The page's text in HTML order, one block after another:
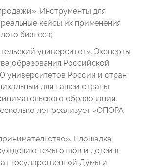
Инструменты для
кейсы их применения
бизнеса;
университет». Эксперты
образования Российской
университетов России и стран
для нашей страны
образования,
лет реализует «ОПОРА
Площадка
темы отцов и детей в
государственной Думы и